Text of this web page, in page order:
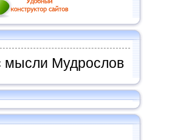
мысли Мудрослов